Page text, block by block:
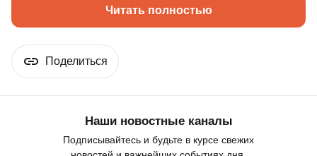
Читать полностью
Поделиться
Наши новостные каналы
Подписывайтесь и будьте в курсе свежих